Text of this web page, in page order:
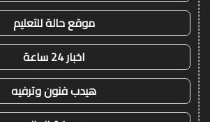
موقع حالة للتعليم
اخبار 24 ساعة
هيدب فنون وترفيه